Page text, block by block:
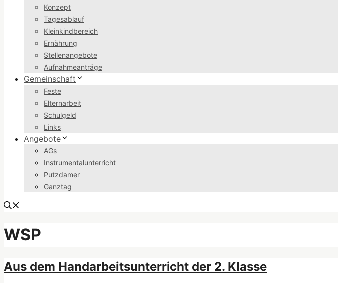
Konzept
Tagesablauf
Kleinkindbereich
Ernährung
Stellenangebote
Aufnahmeanträge
Gemeinschaft
Feste
Elternarbeit
Schulgeld
Links
Angebote
AGs
Instrumentalunterricht
Putzdamer
Ganztag
WSP
Aus dem Handarbeitsunterricht der 2. Klasse